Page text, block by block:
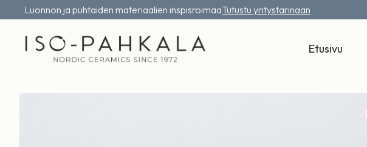
Luonnon ja puhtaiden materiaalien inspisroimaaTutustu yritystarinaan
Etusivu